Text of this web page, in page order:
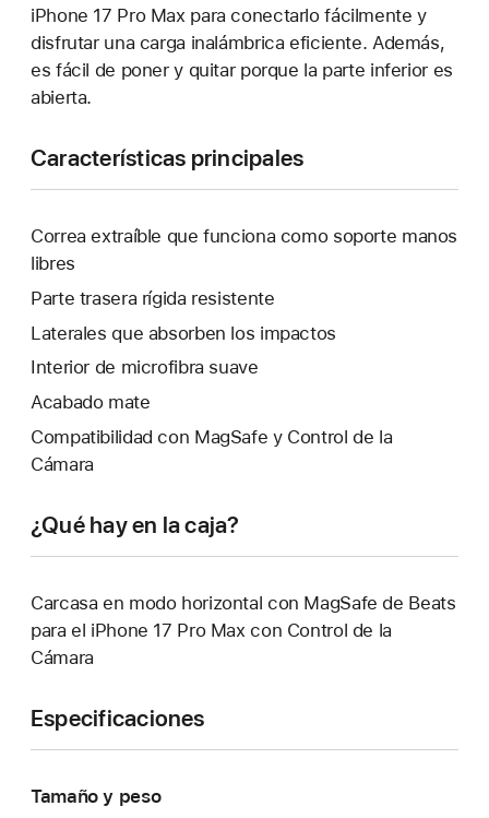
iPhone 17 Pro Max para conectarlo fácilmente y
disfrutar una carga inalámbrica eficiente. Además,
es fácil de poner y quitar porque la parte inferior es
abierta.
Características principales
Correa extraíble que funciona como soporte manos
libres
Parte trasera rígida resistente
Laterales que absorben los impactos
Interior de microfibra suave
Acabado mate
Compatibilidad con MagSafe y Control de la
Cámara
¿Qué hay en la caja?
Carcasa en modo horizontal con MagSafe de Beats
para el iPhone 17 Pro Max con Control de la
Cámara
Especificaciones
Tamaño y peso